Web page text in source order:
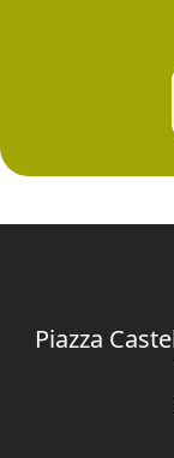
Piazza